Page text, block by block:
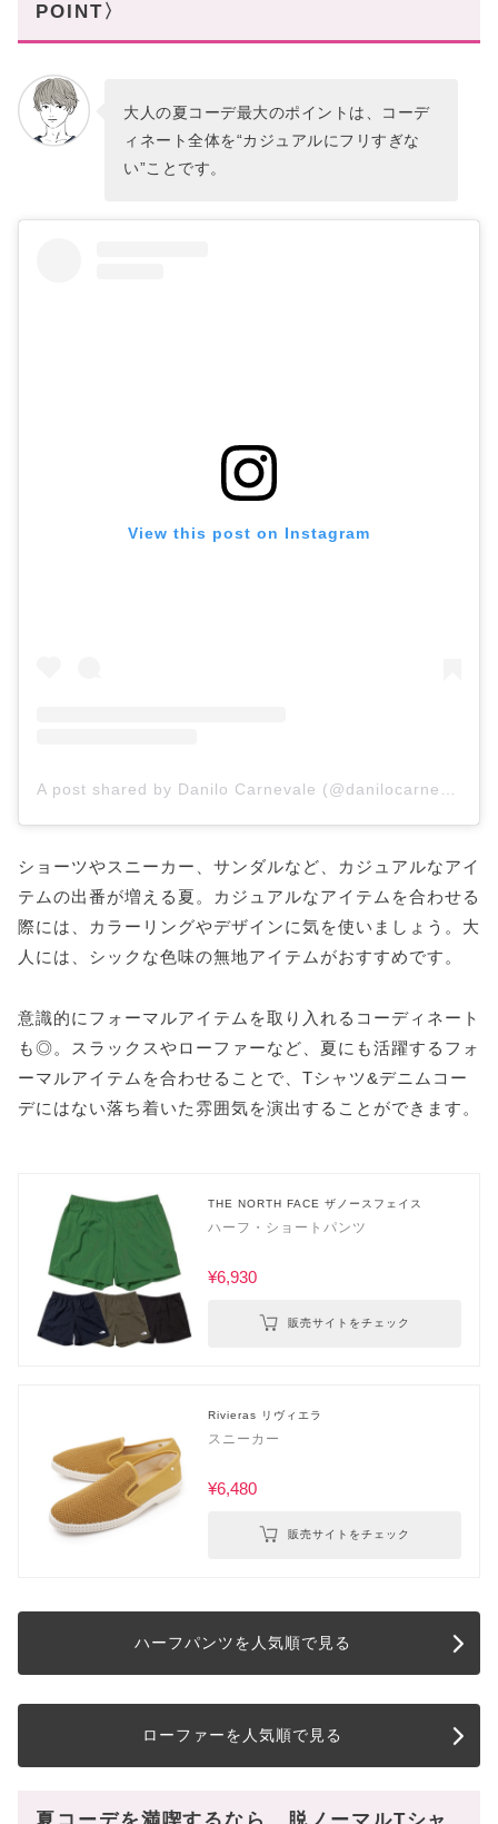
POINT〉
大人の夏コーデ最大のポイントは、コーデ
ィネート全体を“カジュアルにフリすぎな
い”ことです。
View this post on Instagram
ショーツやスニーカー、サンダルなど、カジュアルなアイ
テムの出番が増える夏。カジュアルなアイテムを合わせる
際には、カラーリングやデザインに気を使いましょう。大
人には、シックな色味の無地アイテムがおすすめです。
意識的にフォーマルアイテムを取り入れるコーディネート
も◎。スラックスやローファーなど、夏にも活躍するフォ
ーマルアイテムを合わせることで、Tシャツ&デニムコー
デにはない落ち着いた雰囲気を演出することができます。
THE NORTH FACE ザノースフェイス
ハーフ・ショートパンツ
¥6,930
販売サイトをチェック
Rivieras リヴィエラ
スニーカー
¥6,480
販売サイトをチェック
ハーフパンツを人気順で見る
ローファーを人気順で見る